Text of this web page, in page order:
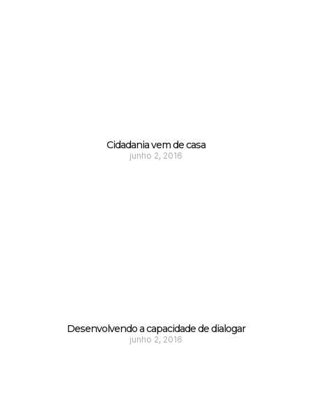
Cidadania vem de casa
junho 2, 2016
Desenvolvendo a capacidade de dialogar
junho 2, 2016